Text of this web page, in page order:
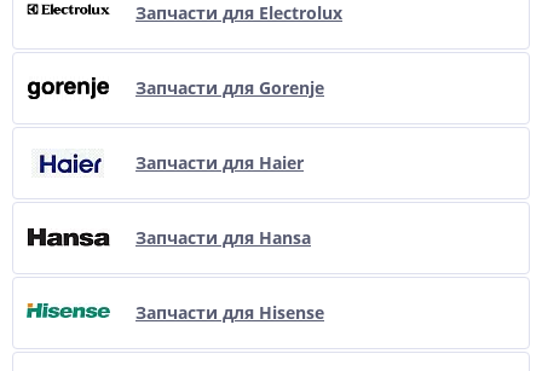
Запчасти для Electrolux
Запчасти для Gorenje
Запчасти для Haier
Запчасти для Hansa
Запчасти для Hisense